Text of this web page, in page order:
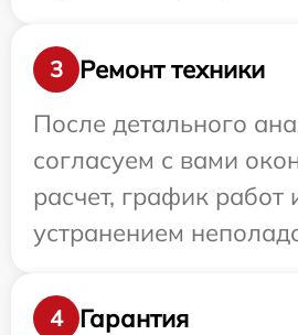
3
Ремонт техники
После детального
согласуем с вами
расчет, график работ
устранением
4
Гарантия